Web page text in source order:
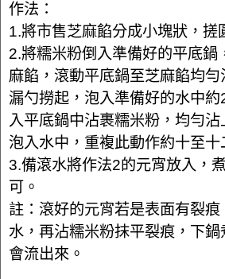
作法：
1.將市售芝麻餡分成小塊狀，搓
2.將糯米粉倒入準備好的平底鍋
麻餡，滾動平底鍋至芝麻餡均勻
漏勺撈起，泡入準備好的水中
入平底鍋中沾裹糯米粉，均勻
泡入水中，重複此動作約十至十
3.備滾水將作法2的元宵放入，
可。
註：滾好的元宵若是表面有裂
水，再沾糯米粉抹平裂痕，下
會流出來。